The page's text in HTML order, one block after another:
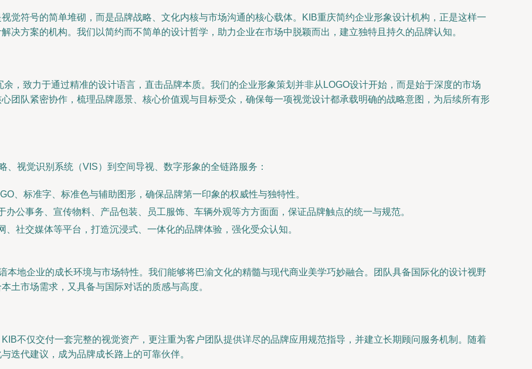
觉符号的简单堆砌，而是品牌战略、文化内核与市场沟通的核心载体。KIB重庆简约企业形象设计机构，正是这样一
决方案的机构。我们以简约而不简单的设计哲学，助力企业在市场中脱颖而出，建立独特且持久的品牌认知。
余，致力于通过精准的设计语言，直击品牌本质。我们的企业形象策划并非从LOGO设计开始，而是始于深度的市场
团队紧密协作，梳理品牌愿景、核心价值观与目标受众，确保每一项视觉设计都承载明确的战略意图，为后续所有形
视觉识别系统（VIS）到空间导视、数字形象的全链路服务：
、标准字、标准色与辅助图形，确保品牌第一印象的权威性与独特性。
办公事务、宣传物料、产品包装、员工服饰、车辆外观等方方面面，保证品牌触点的统一与规范。
、社交媒体等平台，打造沉浸式、一体化的品牌体验，强化受众认知。
本地企业的成长环境与市场特性。我们能够将巴渝文化的精髓与现代商业美学巧妙融合。团队具备国际化的设计视野
土市场需求，又具备与国际对话的质感与高度。
不仅交付一套完整的视觉资产，更注重为客户团队提供详尽的品牌应用规范指导，并建立长期顾问服务机制。随着
迭代建议，成为品牌成长路上的可靠伙伴。